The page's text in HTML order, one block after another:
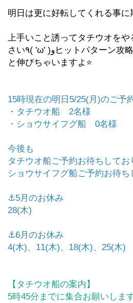
明日は更に好転してくれる事に
上手いこと誘ってタチウオを
さい٩( 'ω' )وヒットパターン攻略出来れば釣果もバリっ
と伸びちゃいますよ⭐️
15時現在の明日5/25(月)のご予
・タチウオ船 2名様
・ショウサイフグ船 0名様
今後も
タチウオ船ご予約お待ちしてお
ショウサイフグ船ご予約お待ち
⚓️5月のお休み
28(木)
⚓️6月のお休み
4(木)、11(木)、18(木)、25(木)
【タチウオ船の案内】
5時45分までに集合お願いします